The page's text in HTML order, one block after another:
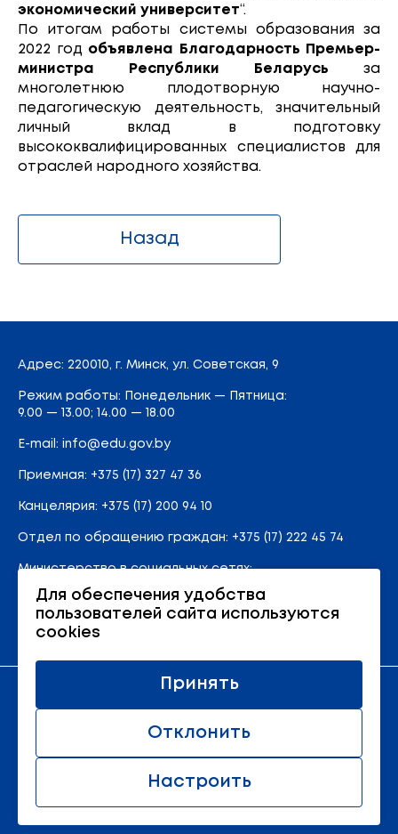
экономический университет“.
По итогам работы системы образования за
2022 год объявлена Благодарность Премьер-
министра Республики Беларусь за
многолетнюю плодотворную научно-
педагогическую деятельность, значительный
личный вклад в подготовку
высококвалифицированных специалистов для
отраслей народного хозяйства.
Назад
Адрес: 220010, г. Минск, ул. Советская, 9
Режим работы: Понедельник — Пятница:
9.00 — 13.00; 14.00 — 18.00
E-mail: info@edu.gov.by
Приемная: +375 (17) 327 47 36
Канцелярия: +375 (17) 200 94 10
Отдел по обращению граждан: +375 (17) 222 45 74
Министерство в социальных сетях:
Карта сайта
© 2011 - 2026 Министерство образования Республики
Для обеспечения удобства
пользователей сайта используются
cookies
Настроить
Отклонить
Принять